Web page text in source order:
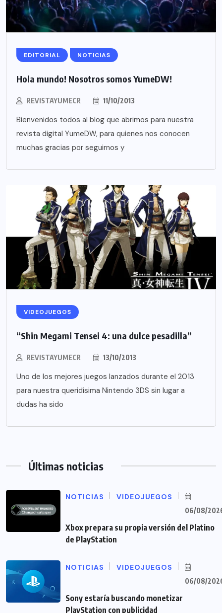
EDITORIAL NOTICIAS
Hola mundo! Nosotros somos YumeDW!
REVISTAYUMECR 11/10/2013
Bienvenidos todos al blog que abrimos para nuestra
revista digital YumeDW, para quienes nos conocen
muchas gracias por seguirnos y
VIDEOJUEGOS
“Shin Megami Tensei 4: una dulce pesadilla”
REVISTAYUMECR 13/10/2013
Uno de los mejores juegos lanzados durante el 2013
para nuestra queridísima Nintendo 3DS sin lugar a
dudas ha sido
Últimas noticias
NOTICIAS VIDEOJUEGOS
06/08/
Xbox prepara su propia versión del Platino
de PlayStation
NOTICIAS VIDEOJUEGOS
06/08/
Sony estaría buscando monetizar
PlayStation con publicidad